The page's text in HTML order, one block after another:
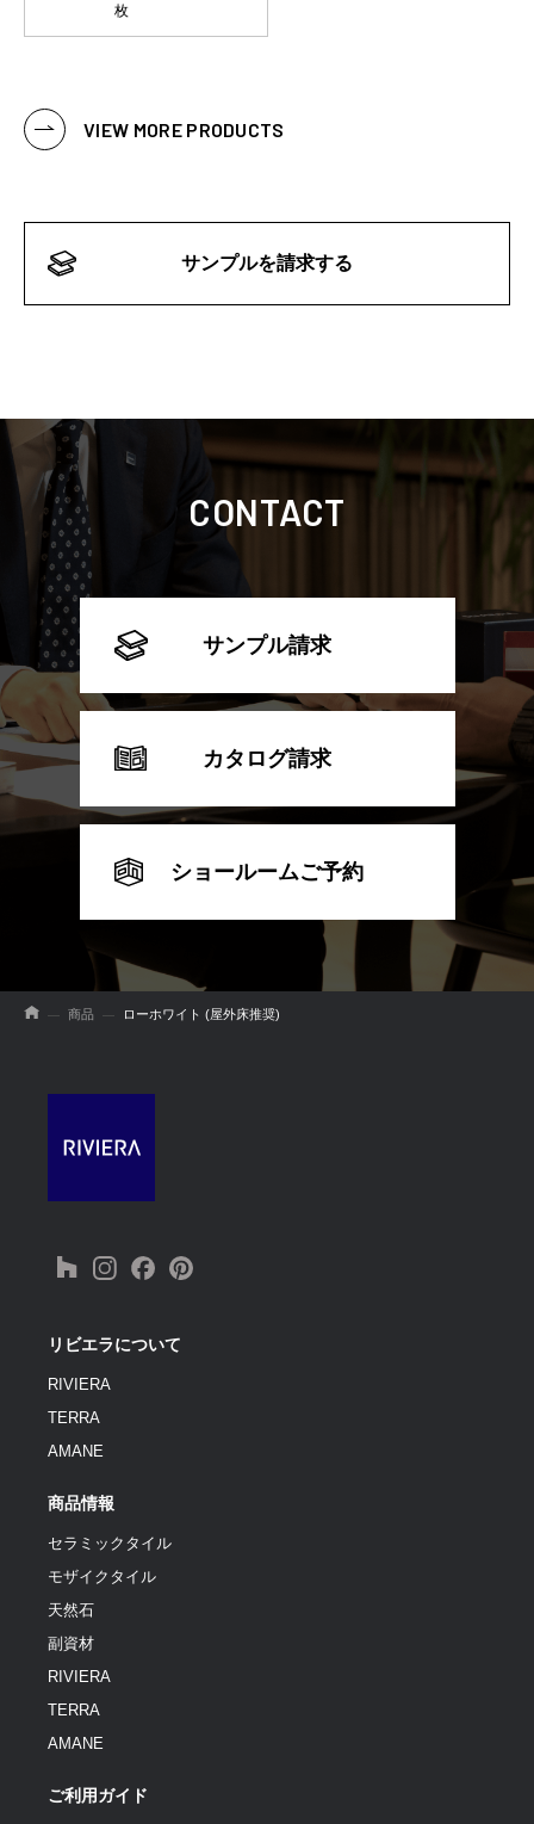
枚
VIEW MORE PRODUCTS
サンプルを請求する
CONTACT
サンプル請求
カタログ請求
ショールームご予約
商品 ローホワイト (屋外床推奨)
リビエラについて
RIVIERA
TERRA
AMANE
商品情報
セラミックタイル
モザイクタイル
天然石
副資材
RIVIERA
TERRA
AMANE
ご利用ガイド